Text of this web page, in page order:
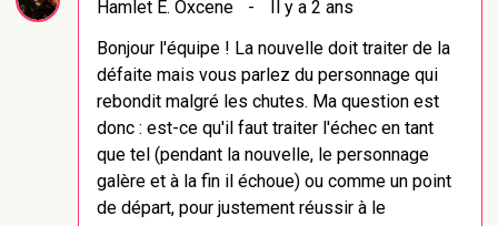
Hamlet E. Oxcene -
Il y a 2 ans
Bonjour l'équipe ! La nouvelle doit traiter de la
défaite mais vous parlez du personnage qui
rebondit malgré les chutes. Ma question est
donc : est-ce qu'il faut traiter l'échec en tant
que tel (pendant la nouvelle, le personnage
galère et à la fin il échoue) ou comme un point
de départ, pour justement réussir à le